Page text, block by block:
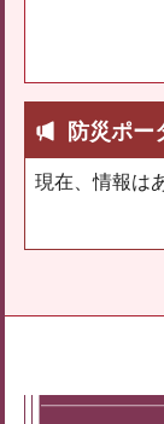
防災ポー
現在、情報は